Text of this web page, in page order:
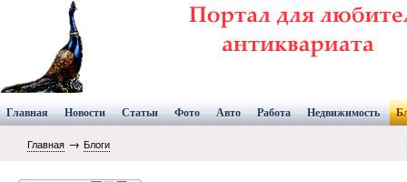
Главная Новости Статьи Фото Авто Работа Недвижимость
Главная → Блоги